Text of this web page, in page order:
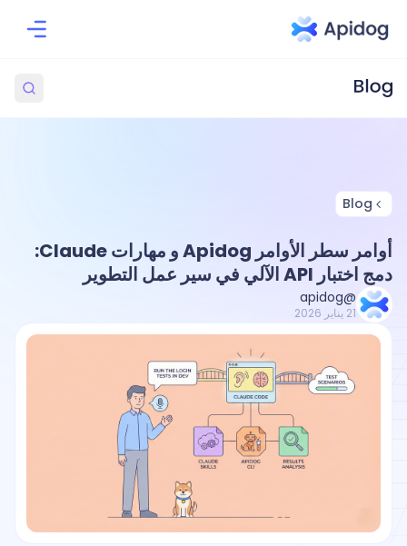
Blog
أوامر سطر الأوامر Apidog و مهارات Claude:
دمج اختبار API الآلي في سير عمل التطوير
@apidog
21 يناير 2026